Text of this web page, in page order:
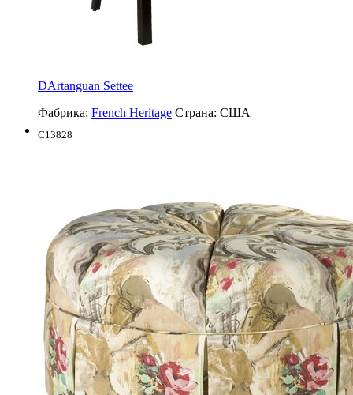
DArtanguan Settee
Фабрика: French Heritage Страна: США
C13828